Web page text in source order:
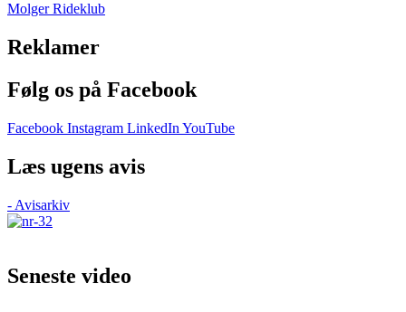
Molger Rideklub
Reklamer
Følg os på Facebook
Facebook Instagram LinkedIn YouTube
Læs ugens avis
- Avisarkiv
Seneste video